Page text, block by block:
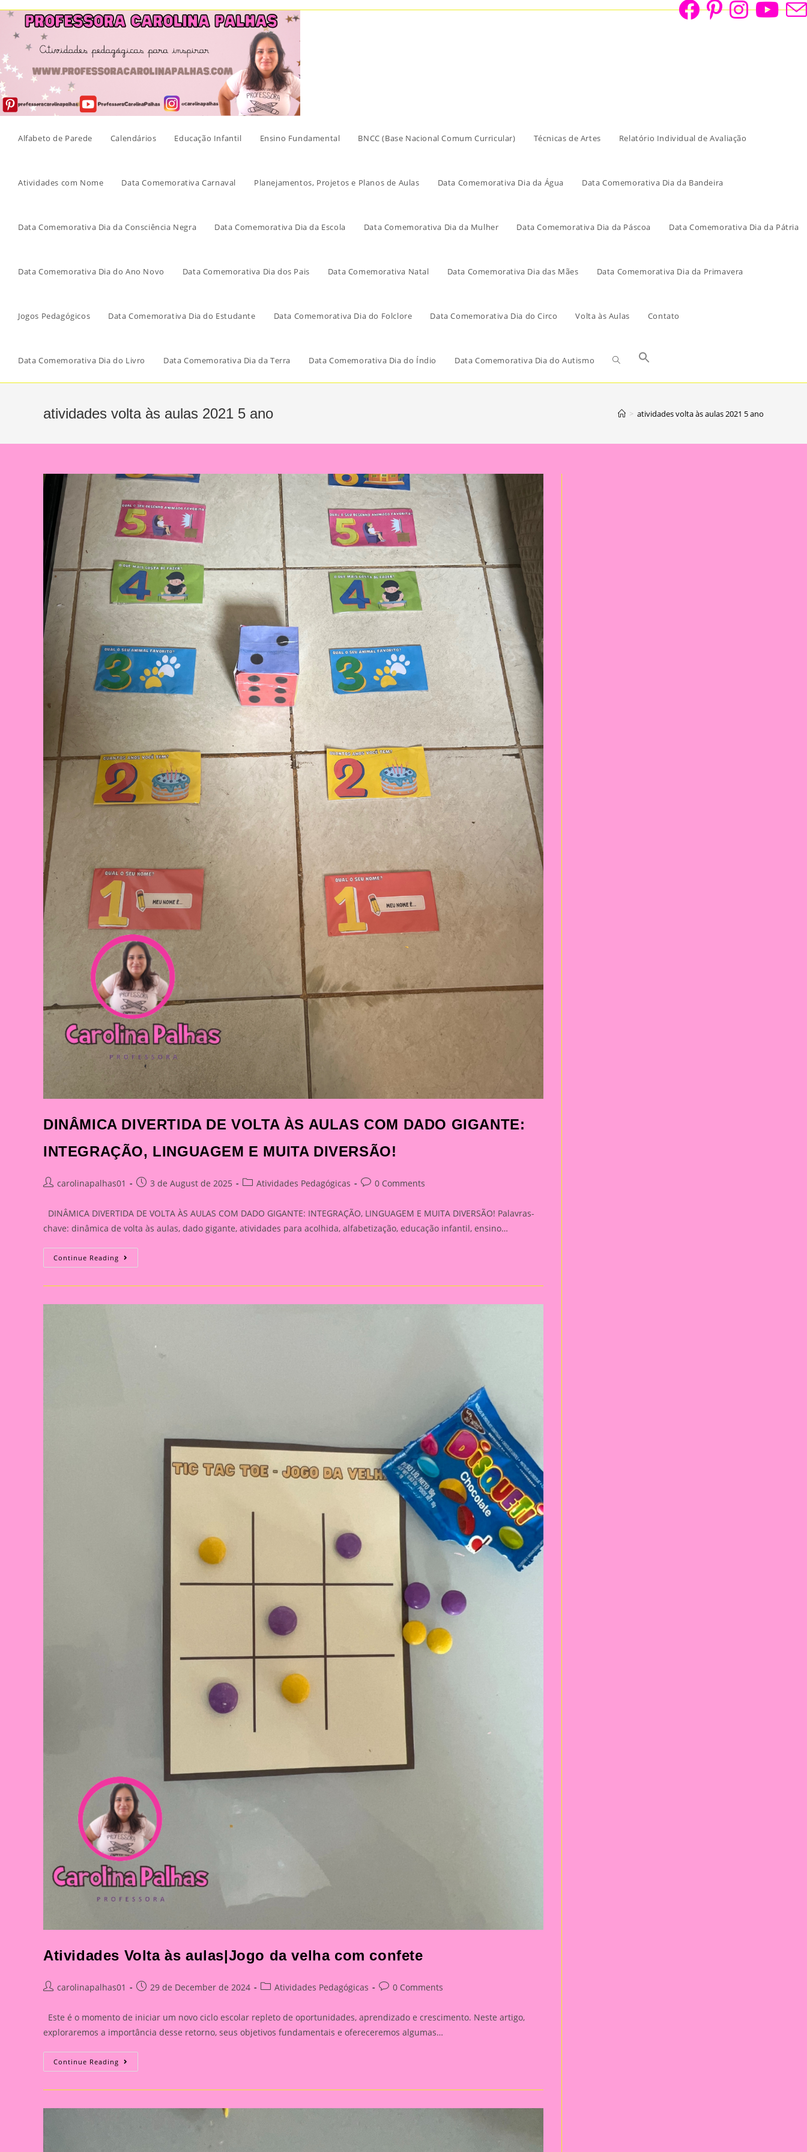
Skip
content
Alfabeto de Parede Calendários Educação Infantil Ensino Fundamental BNCC (Base Nacional Comum Curricular) Técnicas de Artes Relatório Individual de Avaliação
Atividades com Nome Data Comemorativa Carnaval Planejamentos, Projetos e Planos de Aulas Data Comemorativa Dia da Água Data Comemorativa Dia da Bandeira
Data Comemorativa Dia da Consciência Negra Data Comemorativa Dia da Escola Data Comemorativa Dia da Mulher Data Comemorativa Dia da Páscoa Data Comemorativa Dia da Pátria
Data Comemorativa Dia do Ano Novo Data Comemorativa Dia dos Pais Data Comemorativa Natal Data Comemorativa Dia das Mães Data Comemorativa Dia da Primavera
Jogos Pedagógicos Data Comemorativa Dia do Estudante Data Comemorativa Dia do Folclore Data Comemorativa Dia do Circo Volta às Aulas Contato
Data Comemorativa Dia do Livro Data Comemorativa Dia da Terra Data Comemorativa Dia do Índio Data Comemorativa Dia do Autismo
atividades volta às aulas 2021 5 ano > atividades volta às aulas 2021 5 ano
DINÂMICA DIVERTIDA DE VOLTA ÀS AULAS COM DADO GIGANTE:
INTEGRAÇÃO, LINGUAGEM E MUITA DIVERSÃO!
Postcarolinapalhas01
Post3 de August de 2025
PostAtividades Pedagógicas
Post0 Comments
DINÂMICA DIVERTIDA DE VOLTA ÀS AULAS COM DADO GIGANTE: INTEGRAÇÃO, LINGUAGEM E MUITA DIVERSÃO! Palavras-
chave: dinâmica de volta às aulas, dado gigante, atividades para acolhida, alfabetização, educação infantil, ensino…
Continue Reading DINÂMICA
DIVERTIDA
VOLTA
Atividades Volta às aulas|Jogo da velha com confete
Postcarolinapalhas01
Post29 de December de 2024
PostAtividades Pedagógicas
Post0 Comments
Este é o momento de iniciar um novo ciclo escolar repleto de oportunidades, aprendizado e crescimento. Neste artigo,
exploraremos a importância desse retorno, seus objetivos fundamentais e ofereceremos algumas…
Continue Reading Atividades
Volta
Com